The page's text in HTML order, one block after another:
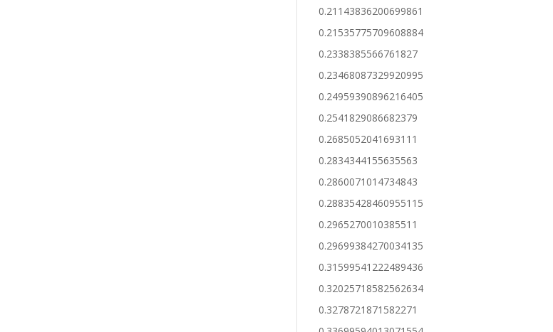
0.21143836200699861
0.21535775709608884
0.2338385566761827
0.23468087329920995
0.24959390896216405
0.2541829086682379
0.2685052041693111
0.2834344155635563
0.2860071014734843
0.28835428460955115
0.2965270010385511
0.29699384270034135
0.31599541222489436
0.32025718582562634
0.3278721871582271